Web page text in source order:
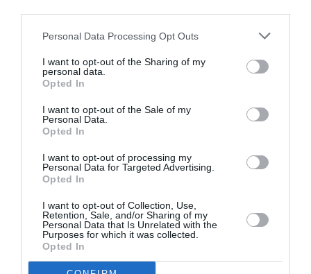
Personal Data Processing Opt Outs
I want to opt-out of the Sharing of my
personal data.
Opted In
I want to opt-out of the Sale of my
Personal Data.
Opted In
I want to opt-out of processing my
Personal Data for Targeted Advertising.
Opted In
I want to opt-out of Collection, Use,
Retention, Sale, and/or Sharing of my
Personal Data that Is Unrelated with the
Purposes for which it was collected.
Opted In
ABONNEMENT
PUBLICITÉ
MASQUÉE
PSEUDONYME
COMMENTAIRE
EN SAVOIR PLUS